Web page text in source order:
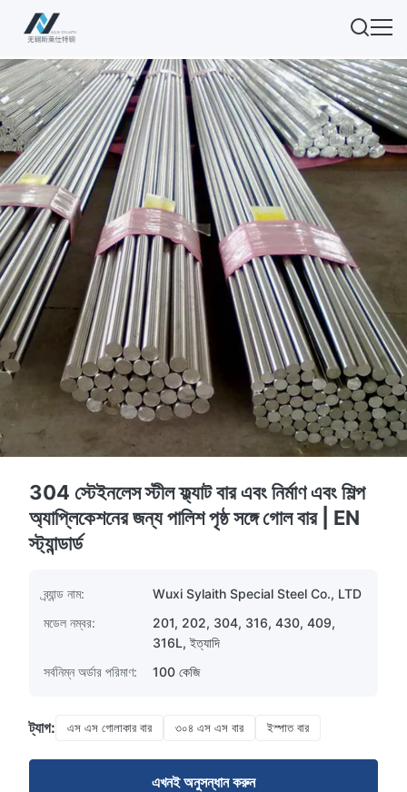
304 স্টেইনলেস স্টীল ফ্ল্যাট বার এবং নির্মাণ এবং শিল্প
অ্যাপ্লিকেশনের জন্য পালিশ পৃষ্ঠ সঙ্গে গোল বার | EN
স্ট্যান্ডার্ড
ব্র্যান্ড নাম:
Wuxi Sylaith Special Steel Co., LTD
মডেল নম্বর:
201, 202, 304, 316, 430, 409,
316L, ইত্যাদি
সর্বনিম্ন অর্ডার পরিমাণ:
100 কেজি
ট্যাগ: এস এস গোলাকার বার ৩০৪ এস এস বার ইস্পাত বার
এখনই অনুসন্ধান করুন